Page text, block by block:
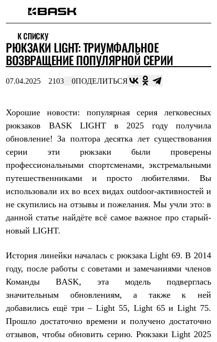
Интернет-магазин
Мужская одежда
Утепленная пухом
Куртки
Жилеты
Куртки
Брюки
Штормовая одежда
Куртки
Софтшелл одежда
Куртки
Брюки
Флисовая одежда
Куртки
Брюки
Термобелье
Теплое термобелье
Лёгкая одежда
Футболки
Рубашки
Толстовки
Брюки
Шорты
Женская одежда
Утепленная пухом
Куртки
К СПИСКУ
РЮКЗАКИ LIGHT: ТРИУМФАЛЬНОЕ
ВОЗВРАЩЕНИЕ ПОПУЛЯРНОЙ СЕРИИ
07.04.2025 2103 0ПОДЕЛИТЬСЯ
Хорошие новости: популярная серия легковесных
рюкзаков BASK LIGHT в 2025 году получила
обновление! За полтора десятка лет существования
серии эти рюкзаки были проверены
профессиональными спортсменами, экстремальными
путешественниками и просто любителями. Вы
использовали их во всех видах outdoor-активностей и
не скупились на отзывы и пожелания. Мы учли это: в
данной статье найдёте всё самое важное про старый-
новый LIGHT.
История линейки началась с рюкзака Light 69. В 2014
году, после работы с советами и замечаниями членов
Команды BASK, эта модель подверглась
значительным обновлениям, а также к ней
добавились ещё три – Light 55, Light 65 и Light 75.
Прошло достаточно времени и получено достаточно
отзывов, чтобы обновить серию. Рюкзаки Light 2025